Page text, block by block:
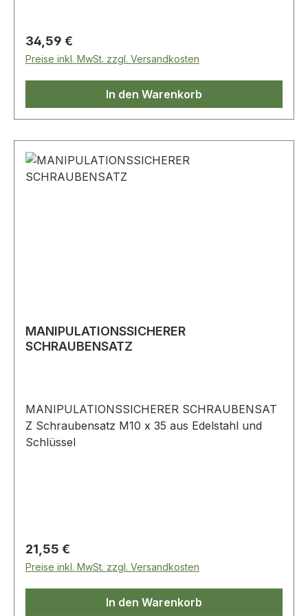
Regulärer Preis:
34,59 €
Preise inkl. MwSt. zzgl. Versandkosten
In den Warenkorb
MANIPULATIONSSICHERER
SCHRAUBENSATZ
MANIPULATIONSSICHERER SCHRAUBENSAT
Z Schraubensatz M10 x 35 aus Edelstahl und
Schlüssel
Regulärer Preis:
21,55 €
Preise inkl. MwSt. zzgl. Versandkosten
In den Warenkorb